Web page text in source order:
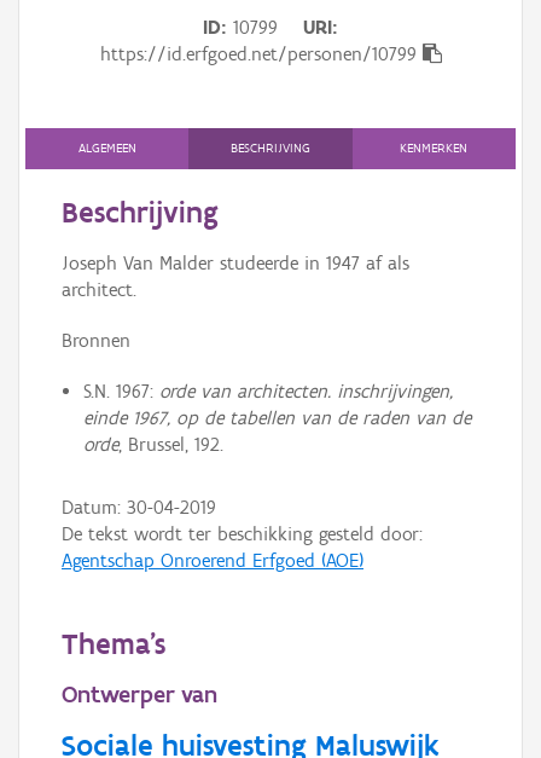
Thema
Persoon of collectief
Downloads
Hergebruik
Aanmelden
ID 10799
URI
https://id.erfgoed.net/personen/10799
ALGEMEEN BESCHRIJVING KENMERKEN
Beschrijving
Joseph Van Malder studeerde in 1947 af als
architect.
Bronnen
S.N. 1967: orde van architecten. inschrijvingen,
einde 1967, op de tabellen van de raden van de
orde, Brussel, 192.
Datum: 30-04-2019
De tekst wordt ter beschikking gesteld door:
Agentschap Onroerend Erfgoed (AOE)
Thema's
Ontwerper van
Sociale huisvesting Maluswijk